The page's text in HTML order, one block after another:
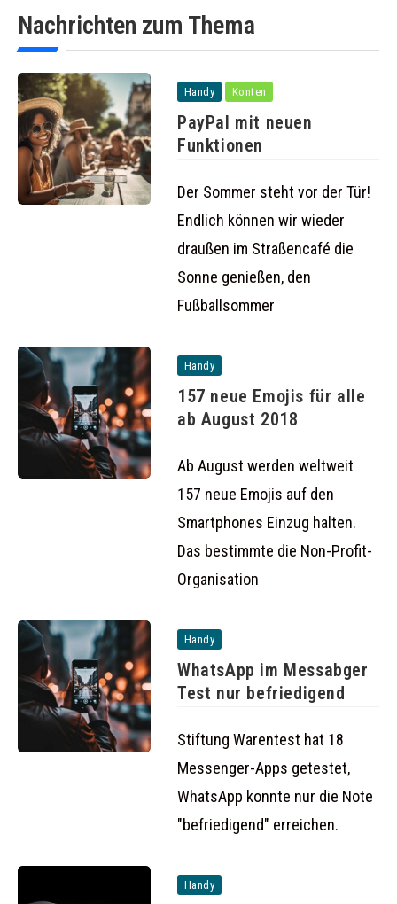
Nachrichten zum Thema
Handy Konten
PayPal mit neuen
Funktionen
Der Sommer steht vor der Tür!
Endlich können wir wieder
draußen im Straßencafé die
Sonne genießen, den
Fußballsommer
Handy
157 neue Emojis für alle
ab August 2018
Ab August werden weltweit
157 neue Emojis auf den
Smartphones Einzug halten.
Das bestimmte die Non-Profit-
Organisation
Handy
WhatsApp im Messabger
Test nur befriedigend
Stiftung Warentest hat 18
Messenger-Apps getestet,
WhatsApp konnte nur die Note
"befriedigend" erreichen.
Handy